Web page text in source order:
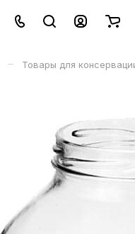
– Товары для